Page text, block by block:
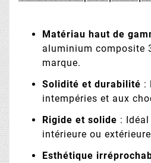
Matériau haut de
aluminium composite
marque.
Solidité et durabilité :
intempéries et aux
Rigide et solide :
intérieure ou
Esthétique